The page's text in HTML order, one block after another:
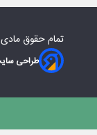
تمام حقوق
طراحی